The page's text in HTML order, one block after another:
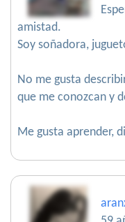
amistad.
Soy soñadora,
No me gusta
que me conozcan y
Me gusta aprender,